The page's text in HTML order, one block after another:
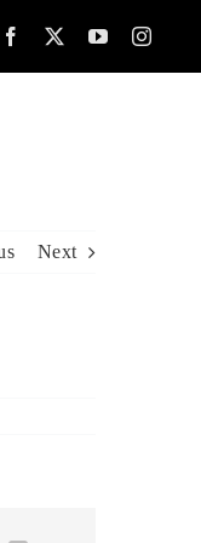
Next